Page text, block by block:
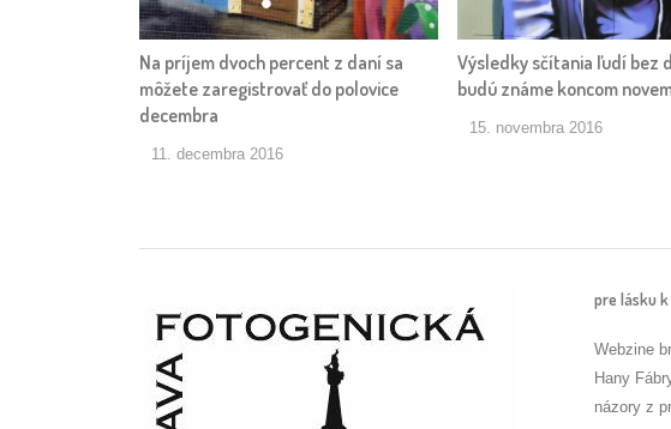
Na príjem dvoch percent z daní sa
môžete zaregistrovať do polovice
decembra
11. decembra 2016
Výsledky sčítania ľudí bez
budú známe koncom
15. novembra 2016
pre lásku
Webzine
Hany
názory z